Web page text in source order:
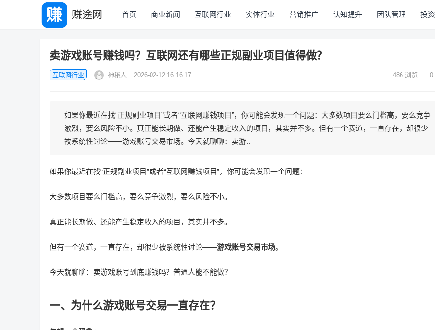
赚途网 首页 商业新闻 互联网行业 实体行业 营销推广 认知提升 团队管理 投
卖游戏账号赚钱吗？互联网还有哪些正规副业项目值得做？
互联网行业 神秘人 2026-02-12 16:16:17 486 浏览 0
如果你最近在找“正规副业项目”或者“互联网赚钱项目”，你可能会发现一个问题：大多数项目要么门槛高，要么竞争
激烈，要么风险不小。真正能长期做、还能产生稳定收入的项目，其实并不多。但有一个赛道，一直存在，却很少
被系统性讨论——游戏账号交易市场。今天就聊聊：卖游...
如果你最近在找“正规副业项目”或者“互联网赚钱项目”，你可能会发现一个问题：
大多数项目要么门槛高，要么竞争激烈，要么风险不小。
真正能长期做、还能产生稳定收入的项目，其实并不多。
但有一个赛道，一直存在，却很少被系统性讨论——游戏账号交易市场。
今天就聊聊：卖游戏账号到底赚钱吗？普通人能不能做？
一、为什么游戏账号交易一直存在？